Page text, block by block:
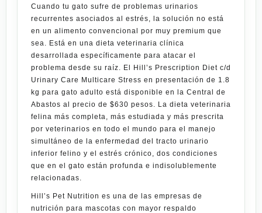
Cuando tu gato sufre de problemas urinarios
recurrentes asociados al estrés, la solución no está
en un alimento convencional por muy premium que
sea. Está en una dieta veterinaria clínica
desarrollada específicamente para atacar el
problema desde su raíz. El Hill’s Prescription Diet c/d
Urinary Care Multicare Stress en presentación de 1.8
kg para gato adulto está disponible en la Central de
Abastos al precio de $630 pesos . La dieta veterinaria
felina más completa, más estudiada y más prescrita
por veterinarios en todo el mundo para el manejo
simultáneo de la enfermedad del tracto urinario
inferior felino y el estrés crónico, dos condiciones
que en el gato están profunda e indisolublemente
relacionadas.
Hill’s Pet Nutrition es una de las empresas de
nutrición para mascotas con mayor respaldo